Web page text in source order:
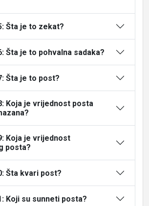
Šta je to zekat?
Šta je to pohvalna sadaka?
Šta je to post?
Koja je vrijednost posta
Koja je vrijednost
posta?
Šta kvari post?
Koji su sunneti posta?